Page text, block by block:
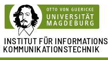
INSTITUT FÜR
KOMMUNIKATIONSTECHNIK